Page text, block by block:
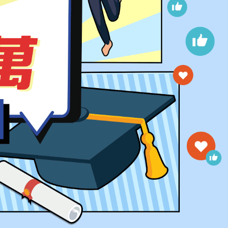
台大工管系企管組
台大工管系科管組 榜首
台大經濟系 榜首
台大經濟系 正取
台大機械系 正取